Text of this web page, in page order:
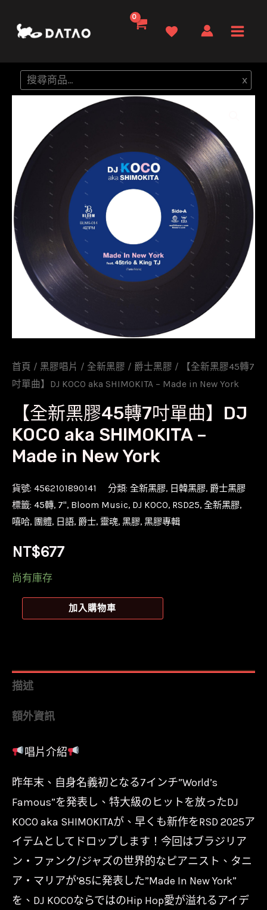
要
Menu
搜
尋
x
首頁 / 黑膠唱片 / 全新黑膠 / 爵士黑膠 / 【全新黑膠45轉7
吋單曲】DJ KOCO aka SHIMOKITA – Made in New York
【全新黑膠45轉7吋單曲】DJ
KOCO aka SHIMOKITA –
Made in New York
貨號: 4562101890141 分類: 全新黑膠, 日韓黑膠, 爵士黑膠
標籤: 45轉, 7'', Bloom Music, DJ KOCO, RSD25, 全新黑膠,
嘻哈, 團體, 日語, 爵士, 靈魂, 黑膠, 黑膠專輯
NT$677
尚有庫存
45
7
單
DJ
KOCO
aka
SHIMOKITA
-
Made
in
加入購物車
描述
額外資訊
唱片介紹
昨年末、自身名義初となる7インチ”World’s
Famous”を発表し、特大級のヒットを放ったDJ
KOCO aka SHIMOKITAが、早くも新作をRSD 2025ア
イテムとしてドロップします！今回はブラジリア
ン・ファンク/ジャズの世界的なピアニスト、タニ
ア・マリアが’85に発表した”Made In New York”
を、DJ KOCOならではのHip Hop愛が溢れるアイデ